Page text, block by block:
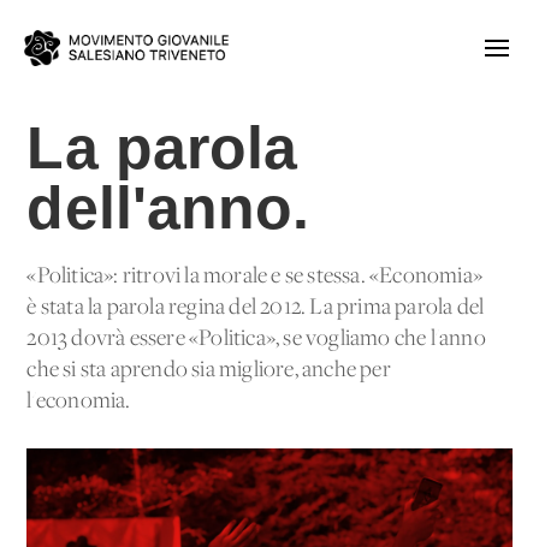
La parola
dell'anno.
«Politica»: ritrovi la morale e se stessa. «Economia»
è stata la parola regina del 2012. La prima parola del
2013 dovrà essere «Politica», se vogliamo che l'anno
che si sta aprendo sia migliore, anche per
l'economia.